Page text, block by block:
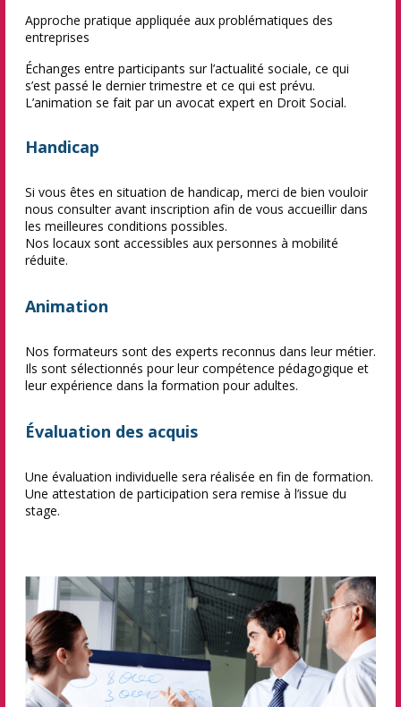
Approche pratique appliquée aux problématiques des
entreprises
Échanges entre participants sur l’actualité sociale, ce qui
s’est passé le dernier trimestre et ce qui est prévu.
L’animation se fait par un avocat expert en Droit Social.
Handicap
Si vous êtes en situation de handicap, merci de bien vouloir
nous consulter avant inscription afin de vous accueillir dans
les meilleures conditions possibles.
Nos locaux sont accessibles aux personnes à mobilité
réduite.
Animation
Nos formateurs sont des experts reconnus dans leur métier.
Ils sont sélectionnés pour leur compétence pédagogique et
leur expérience dans la formation pour adultes.
Évaluation des acquis
Une évaluation individuelle sera réalisée en fin de formation.
Une attestation de participation sera remise à l’issue du
stage.